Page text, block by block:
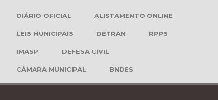
DIÁRIO OFICIAL ALISTAMENTO ONLINE
LEIS MUNICIPAIS DETRAN RPPS
IMASP DEFESA CIVIL
CÂMARA MUNICIPAL BNDES